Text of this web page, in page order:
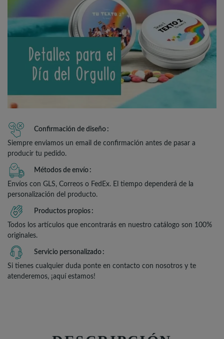
Confirmación de diseño
Siempre enviamos un email de confirmación antes de pasar a
producir tu pedido.
Métodos de envío
Envíos con GLS, Correos o FedEx. El tiempo dependerá de la
personalización del producto.
Productos propios
Todos los artículos que encontrarás en nuestro catálogo son 100%
originales.
Servicio personalizado
Si tienes cualquier duda ponte en contacto con nosotros y te
atenderemos, ¡aquí estamos!